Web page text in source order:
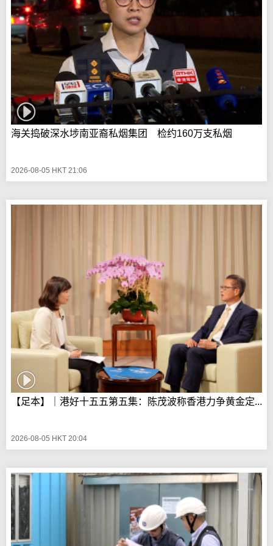
海关捣破深水埗南亚裔私烟集团 检约160万支私烟
2026-08-05 HKT 21:06
【足本】｜港好十五五第五集：陈茂波称香港力争黄金定...
2026-08-05 HKT 20:04